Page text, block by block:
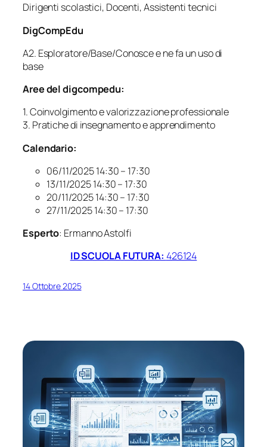
Dirigenti scolastici, Docenti, Assistenti tecnici
DigCompEdu
A2. Esploratore/Base/Conosce e ne fa un uso di
base
Aree del digcompedu:
1. Coinvolgimento e valorizzazione professionale
3. Pratiche di insegnamento e apprendimento
Calendario:
06/11/2025 14:30 – 17:30
13/11/2025 14:30 – 17:30
20/11/2025 14:30 – 17:30
27/11/2025 14:30 – 17:30
Esperto: Ermanno Astolfi
ID SCUOLA FUTURA: 426124
14 Ottobre 2025